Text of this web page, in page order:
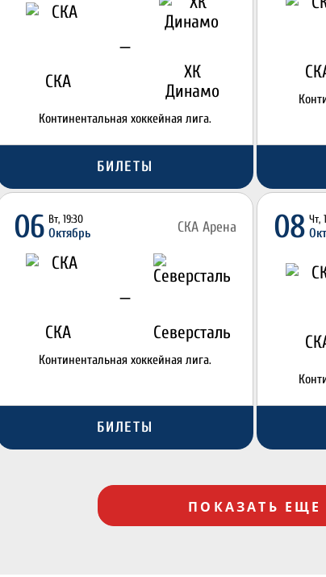
СКА
—
ХК
Динамо
Континентальная хоккейная лига.
БИЛЕТЫ
06 Вт, 19:30
Октябрь СКА Арена
СКА
—
Северсталь
Континентальная хоккейная лига.
БИЛЕТЫ
08 Чт,
ПОКАЗАТЬ ЕЩЕ